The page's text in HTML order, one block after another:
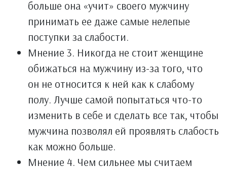
больше она «учит» своего мужчину
принимать ее даже самые нелепые
поступки за слабости.
Мнение 3. Никогда не стоит женщине
обижаться на мужчину из-за того, что
он не относится к ней как к слабому
полу. Лучше самой попытаться что-то
изменить в себе и сделать все так, чтобы
мужчина позволял ей проявлять слабость
как можно больше.
Мнение 4. Чем сильнее мы считаем